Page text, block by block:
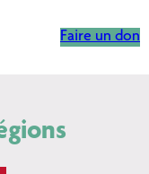
Faire un don